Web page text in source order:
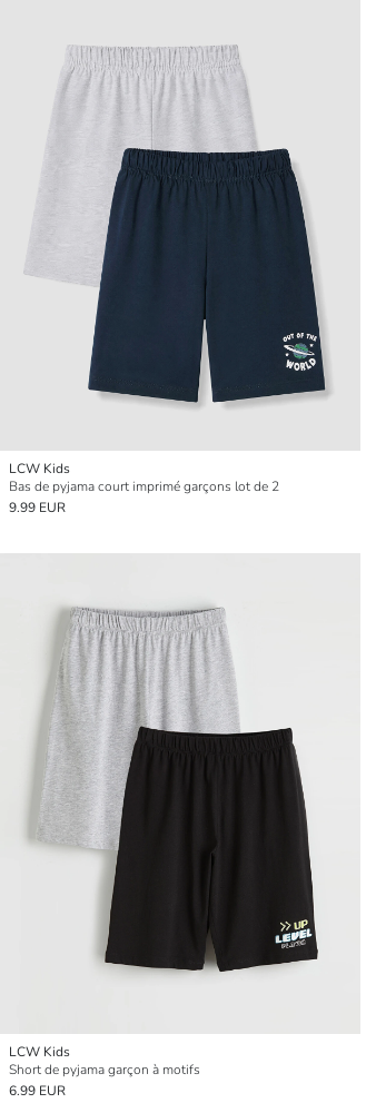
LCW Kids
Bas de pyjama court imprimé garçons lot de 2
9.99 EUR
LCW Kids
Short de pyjama garçon à motifs
6.99 EUR